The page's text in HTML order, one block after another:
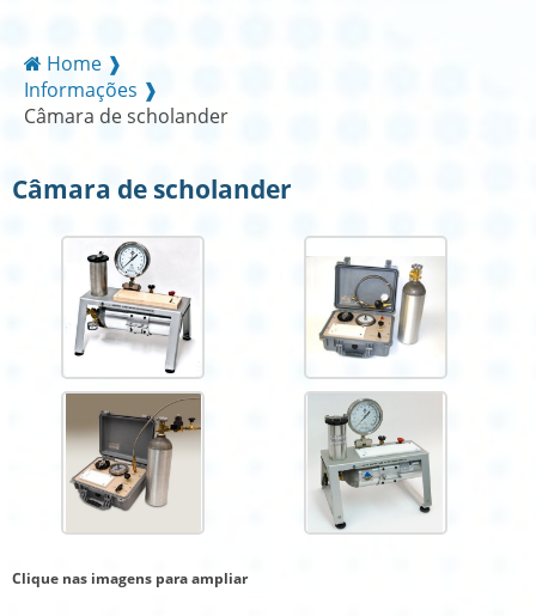
Home ❱
Informações ❱
Câmara de scholander
Câmara de scholander
Clique nas imagens para ampliar